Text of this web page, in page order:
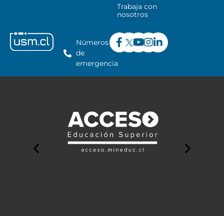
Trabaja con
nosotros
Números
de
emergencia